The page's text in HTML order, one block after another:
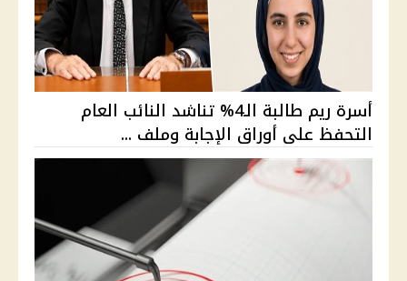
أسرة ريم طالبة الـ4% تناشد النائب العام
التحفظ على أوراق الإجابة وملف ...